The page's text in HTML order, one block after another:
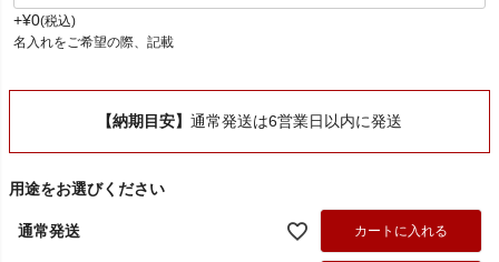
+¥0 税込
名入れをご希望の際、記載
【納期目安】 通常発送は6営業日以内に発送
用途をお選びください
通常発送 カートに入れる